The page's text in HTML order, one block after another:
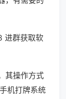
进群获取软
其操作方式
机打牌系统